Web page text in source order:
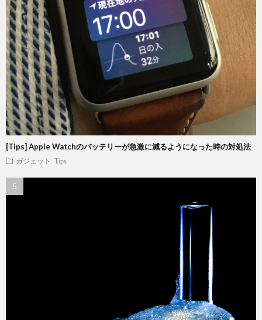
[Tips] Apple Watchのバッテリーが急激に減るようになった時の対処法
ガジェット Tips